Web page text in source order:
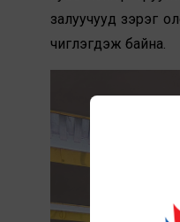
залуучууд зэрэг
чиглэгдэж байна.